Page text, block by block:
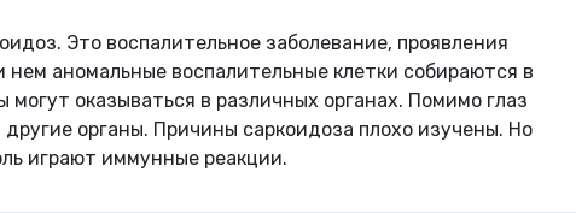
Это воспалительное заболевание, проявления
нем аномальные воспалительные клетки собираются в
оказываться в различных органах. Помимо глаз
органы. Причины саркоидоза плохо изучены. Но
играют иммунные реакции.